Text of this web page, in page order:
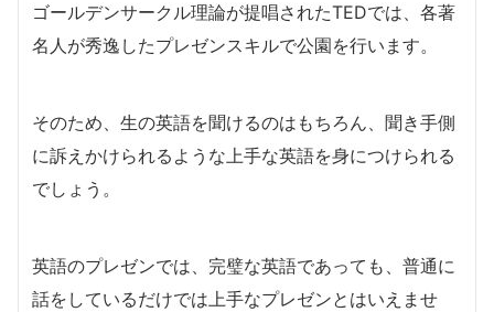
ゴールデンサークル理論が提唱されたTEDでは、各著
名人が秀逸したプレゼンスキルで公園を行います。
そのため、生の英語を聞けるのはもちろん、聞き手側
に訴えかけられるような上手な英語を身につけられる
でしょう。
英語のプレゼンでは、完璧な英語であっても、普通に
話をしているだけでは上手なプレゼンとはいえませ